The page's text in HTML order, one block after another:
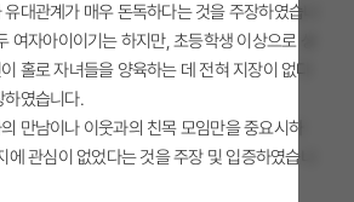
대관계가 매우 돈독하다는 것을 주장하였습니
여자아이이기는 하지만, 초등학생 이상으로 성
홀로 자녀들을 양육하는 데 전혀 지장이 없다
하였습니다.
만남이나 이웃과의 친목 모임만을 중요시하
관심이 없었다는 것을 주장 및 입증하였습니